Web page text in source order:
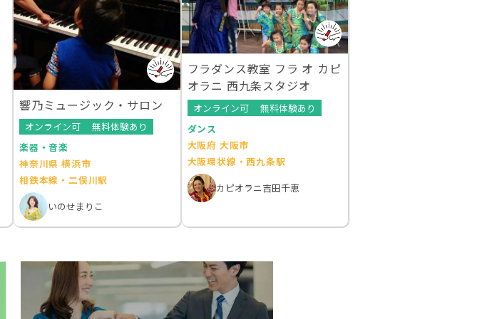
響乃ミュージック・サロン
オンライン可
無料体験あり
楽器・音楽
神奈川県 横浜市
相鉄本線・二俣川駅
いのせまりこ
フラダンス教室 フラ オ カピ
オラニ 西九条スタジオ
オンライン可
無料体験あり
ダンス
大阪府 大阪市
大阪環状線・西九条駅
カピオラニ吉田千恵